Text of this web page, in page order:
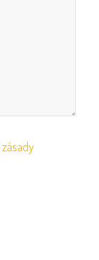
zásady